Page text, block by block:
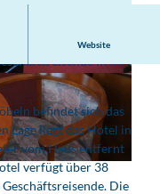
Gruppe
Website
idyllischen Altstadt
in ihr
befindet sich das
Lage liegt das Hotel in
vom Haus entfernt
verfügt über 38
Die